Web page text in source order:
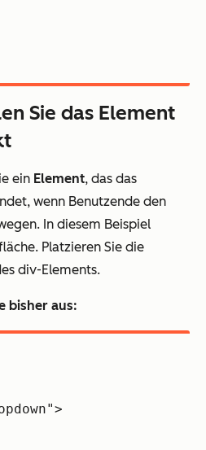
Sie das Element
ein Element, das das
wenn Benutzende den
In diesem Beispiel
Platzieren Sie die
div-Elements.
bisher aus: